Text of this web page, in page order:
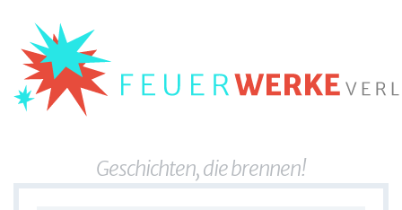
Geschichten, die brennen!